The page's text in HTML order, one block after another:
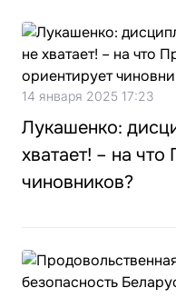
14 января 2025 17:23
Лукашенко:
хватает! – на
чиновников?